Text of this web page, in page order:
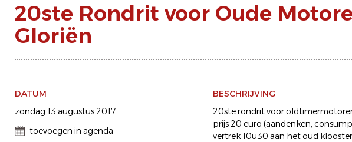
20ste Rondrit voor Oude
Gloriën
DATUM
zondag 13 augustus 2017
toevoegen in agenda
BESCHRIJVING
20ste rondrit voor
prijs 20 euro (aandenken,
vertrek 10u30 aan het oud